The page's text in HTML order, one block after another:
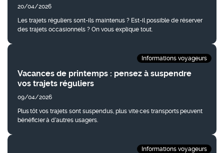
20/04/2026
Les trajets réguliers sont-ils maintenus ? Est-il possible de réserver
des trajets occasionnels ? On vous explique tout.
Vacances de printemps : pensez à suspendre
vos trajets réguliers
09/04/2026
Plus tôt vos trajets sont suspendus, plus vite ces transports peuvent
bénéficier à d’autres usagers.
Informations voyageurs
Informations voyageurs